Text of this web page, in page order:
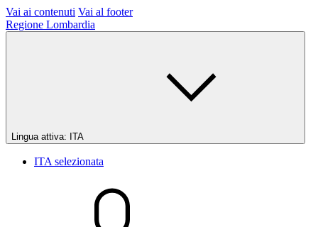
Vai ai contenuti Vai al footer
Regione Lombardia
Lingua attiva: ITA
ITA selezionata